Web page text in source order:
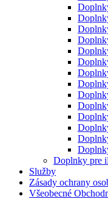
Doplnky pre
Služby
Zásady ochrany
Všeobecné